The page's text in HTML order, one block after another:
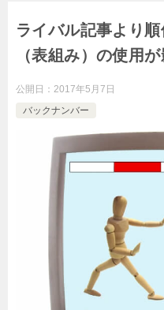
ライバル記事より
（表組み）の使用
公開日： 2017年5月7日
バックナンバー